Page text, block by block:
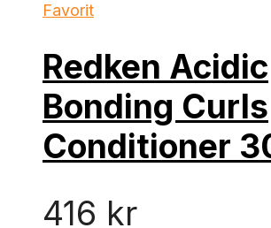
Favorit
Redken Acidic
Bonding Curls
Conditioner
416 kr